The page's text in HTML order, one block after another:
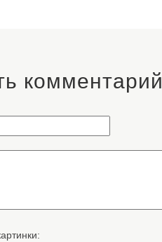
комментарий